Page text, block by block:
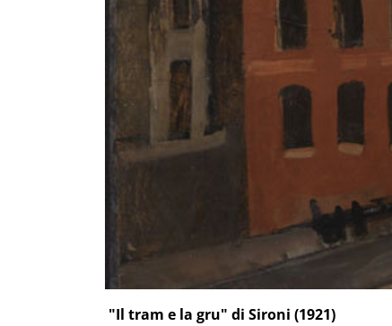
"Il tram e la gru" di Sironi (1921)